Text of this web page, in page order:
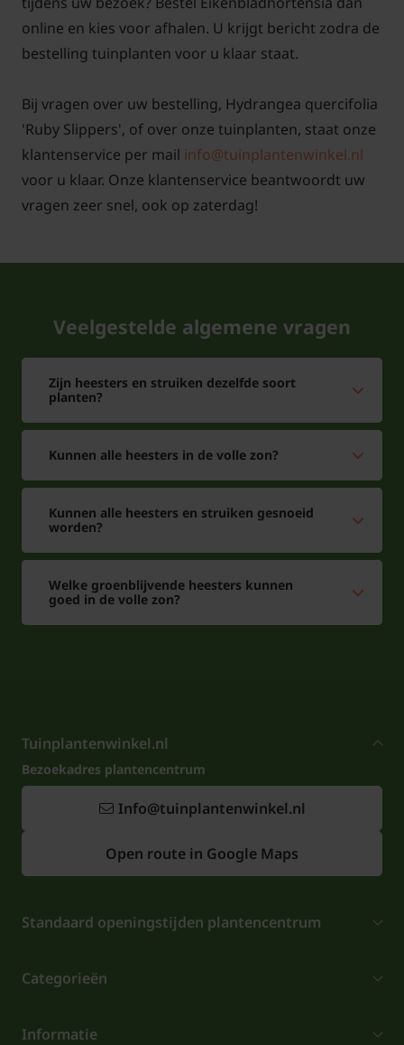
online en kies voor afhalen. U krijgt bericht zodra de
bestelling tuinplanten voor u klaar staat.
Bij vragen over uw bestelling, Hydrangea quercifolia
'Ruby Slippers', of over onze tuinplanten, staat onze
klantenservice per mail info@tuinplantenwinkel.nl
voor u klaar. Onze klantenservice beantwoordt uw
vragen zeer snel, ook op zaterdag!
Veelgestelde algemene vragen
Zijn heesters en struiken dezelfde soort
planten?
Kunnen alle heesters in de volle zon?
Kunnen alle heesters en struiken gesnoeid
worden?
Welke groenblijvende heesters kunnen
goed in de volle zon?
Tuinplantenwinkel.nl
Bezoekadres plantencentrum
Info@tuinplantenwinkel.nl
Open route in Google Maps
Standaard openingstijden plantencentrum
Categorieën
Informatie